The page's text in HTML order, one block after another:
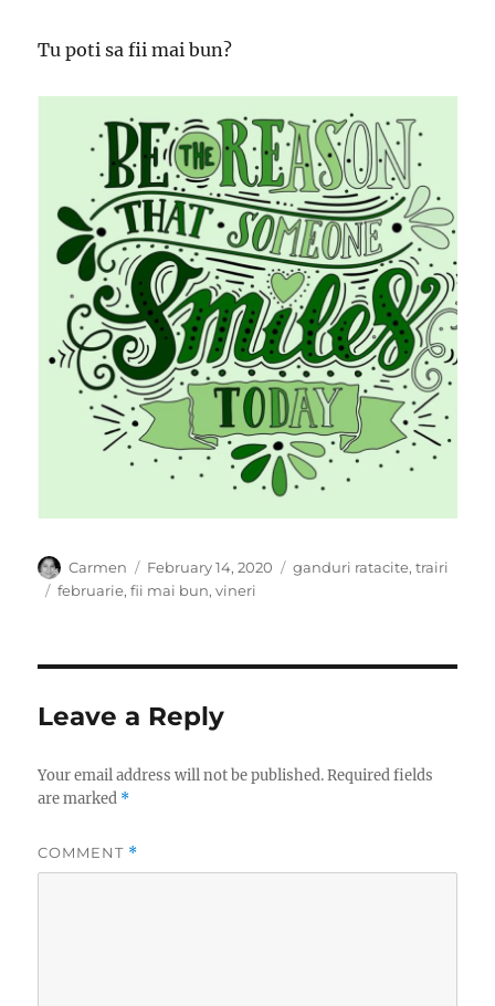
Tu poti sa fii mai bun?
Author
Carmen
Posted
on
February 14, 2020 Categories
ganduri ratacite,trairi
Tags
februarie,fii mai bun,vineri
Leave a Reply
Your email address will not be published. Required fields
are marked *
COMMENT *